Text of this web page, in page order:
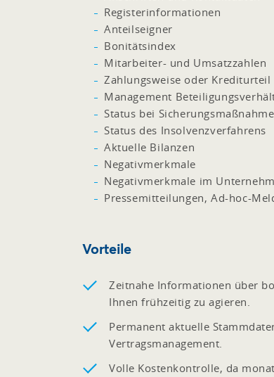
Registerinformationen
Anteilseigner
Bonitätsindex
Mitarbeiter- und Umsatzzahlen
Zahlungsweise oder Krediturteil
Management
Status bei
Status des Insolvenzverfahrens
Aktuelle Bilanzen
Negativmerkmale
Negativmerkmale im
Pressemitteilungen, Ad-hoc-
Vorteile
Zeitnahe Informationen über
Ihnen frühzeitig zu agieren.
Permanent aktuelle
Vertragsmanagement.
Volle Kostenkontrolle, da